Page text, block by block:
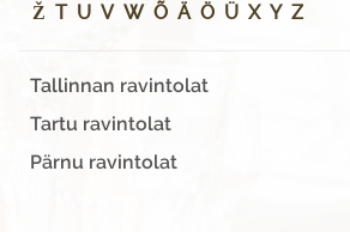
Ž T U V W Õ Ä Ö Ü X Y Z
Tallinnan ravintolat
Tartu ravintolat
Pärnu ravintolat